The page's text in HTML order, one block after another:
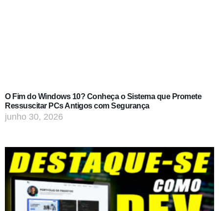
O Fim do Windows 10? Conheça o Sistema que Promete
Ressuscitar PCs Antigos com Segurança
junho 30, 2026